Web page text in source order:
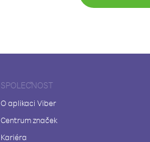
SPOLEČNOST
O aplikaci Viber
Centrum značek
Kariéra